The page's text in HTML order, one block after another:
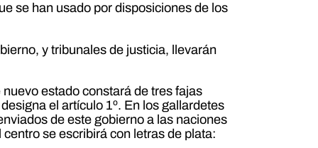
se han usado por disposiciones de los
y tribunales de justicia, llevarán
estado constará de tres fajas
el artículo 1º. En los gallardetes
de este gobierno a las naciones
se escribirá con letras de plata: